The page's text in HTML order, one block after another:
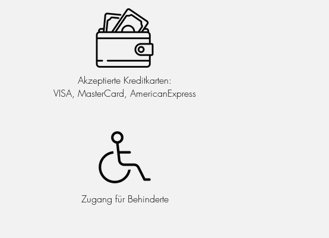
Akzeptierte Kreditkarten:
VISA, MasterCard, AmericanExpress
Zugang für Behinderte